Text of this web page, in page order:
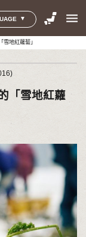
menu
地紅蘿蔔」
「雪地紅蘿